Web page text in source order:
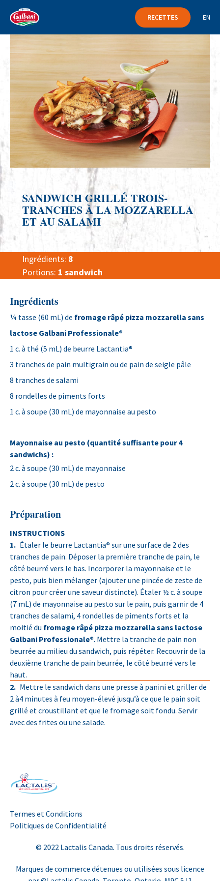
RECETTES EN
SANDWICH GRILLÉ TROIS-
TRANCHES À LA MOZZARELLA
ET AU SALAMI
Ingrédients: 8
Portions: 1 sandwich
Ingrédients
¼ tasse (60 mL) de fromage râpé pizza mozzarella sans
lactose Galbani Professionale®
1 c. à thé (5 mL) de beurre Lactantia®
3 tranches de pain multigrain ou de pain de seigle pâle
8 tranches de salami
8 rondelles de piments forts
1 c. à soupe (30 mL) de mayonnaise au pesto
Mayonnaise au pesto (quantité suffisante pour 4
sandwichs) :
2 c. à soupe (30 mL) de mayonnaise
2 c. à soupe (30 mL) de pesto
Préparation
INSTRUCTIONS
Étaler le beurre Lactantia® sur une surface de 2 des
tranches de pain. Déposer la première tranche de pain, le
côté beurré vers le bas. Incorporer la mayonnaise et le
pesto, puis bien mélanger (ajouter une pincée de zeste de
citron pour créer une saveur distincte). Étaler ½ c. à soupe
(7 mL) de mayonnaise au pesto sur le pain, puis garnir de 4
tranches de salami, 4 rondelles de piments forts et la
moitié du fromage râpé pizza mozzarella sans lactose
Galbani Professionale®. Mettre la tranche de pain non
beurrée au milieu du sandwich, puis répéter. Recouvrir de la
deuxième tranche de pain beurrée, le côté beurré vers le
haut.
Mettre le sandwich dans une presse à panini et griller de
2 à4 minutes à feu moyen-élevé jusqu’à ce que le pain soit
grillé et croustillant et que le fromage soit fondu. Servir
avec des frites ou une salade.
Termes et Conditions
Politiques de Confidentialité
© 2022 Lactalis Canada. Tous droits réservés.
Marques de commerce détenues ou utilisées sous licence